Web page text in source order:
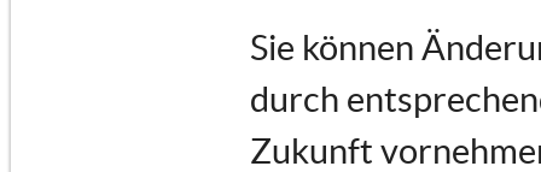
Sie können
durch
Zukunft